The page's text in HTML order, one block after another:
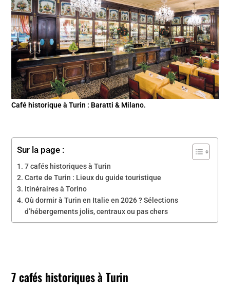
Café historique à Turin : Baratti & Milano.
Sur la page :
7 cafés historiques à Turin
Carte de Turin : Lieux du guide touristique
Itinéraires à Torino
Où dormir à Turin en Italie en 2026 ? Sélections
d’hébergements jolis, centraux ou pas chers
7 cafés historiques à Turin